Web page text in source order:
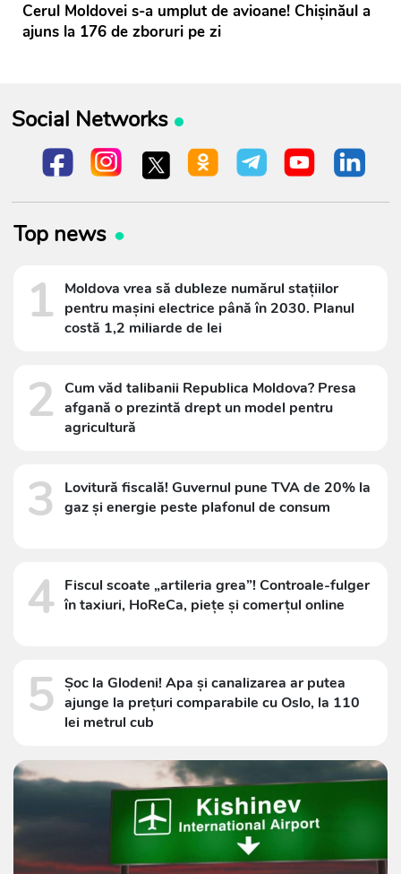
Cerul Moldovei s-a umplut de avioane! Chișinăul a
ajuns la 176 de zboruri pe zi
Social Networks
Top news
1 Moldova vrea să dubleze numărul stațiilor
pentru mașini electrice până în 2030. Planul
costă 1,2 miliarde de lei
2 Cum văd talibanii Republica Moldova? Presa
afgană o prezintă drept un model pentru
agricultură
3
Lovitură fiscală! Guvernul pune TVA de 20% la
gaz și energie peste plafonul de consum
4 Fiscul scoate „artileria grea”! Controale-fulger
în taxiuri, HoReCa, piețe și comerțul online
5 Șoc la Glodeni! Apa și canalizarea ar putea
ajunge la prețuri comparabile cu Oslo, la 110
lei metrul cub